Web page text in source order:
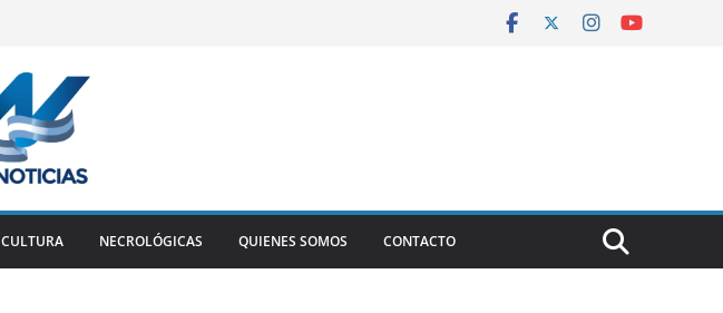
CULTURA NECROLÓGICAS QUIENES SOMOS CONTACTO